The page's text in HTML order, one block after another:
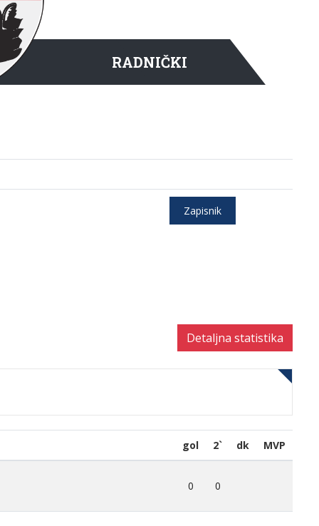
RADNIČKI
Zapisnik
Detaljna statistika
gol 2` dk MVP
0 0